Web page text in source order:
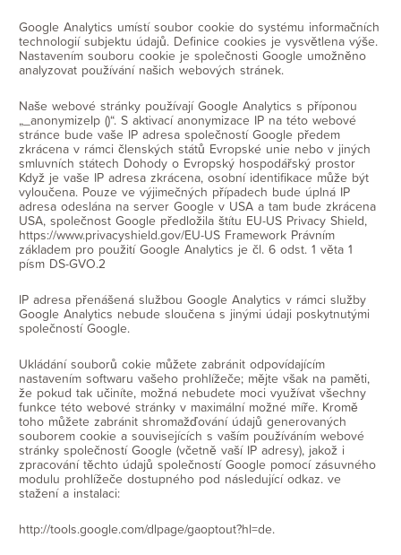
Google Analytics umístí soubor cookie do systému informačních
technologií subjektu údajů. Definice cookies je vysvětlena výše.
Nastavením souboru cookie je společnosti Google umožněno
analyzovat používání našich webových stránek.
Naše webové stránky používají Google Analytics s příponou
„_anonymizeIp ()“. S aktivací anonymizace IP na této webové
stránce bude vaše IP adresa společností Google předem
zkrácena v rámci členských států Evropské unie nebo v jiných
smluvních státech Dohody o Evropský hospodářský prostor
Když je vaše IP adresa zkrácena, osobní identifikace může být
vyloučena. Pouze ve výjimečných případech bude úplná IP
adresa odeslána na server Google v USA a tam bude zkrácena
USA, společnost Google předložila štítu EU-US Privacy Shield,
https://www.privacyshield.gov/EU-US Framework Právním
základem pro použití Google Analytics je čl. 6 odst. 1 věta 1
písm DS-GVO.2
IP adresa přenášená službou Google Analytics v rámci služby
Google Analytics nebude sloučena s jinými údaji poskytnutými
společností Google.
Ukládání souborů cokie můžete zabránit odpovídajícím
nastavením softwaru vašeho prohlížeče; mějte však na paměti,
že pokud tak učiníte, možná nebudete moci využívat všechny
funkce této webové stránky v maximální možné míře. Kromě
toho můžete zabránit shromažďování údajů generovaných
souborem cookie a souvisejících s vaším používáním webové
stránky společností Google (včetně vaší IP adresy), jakož i
zpracování těchto údajů společností Google pomocí zásuvného
modulu prohlížeče dostupného pod následující odkaz. ve
stažení a instalaci:
http://tools.google.com/dlpage/gaoptout?hl=de.